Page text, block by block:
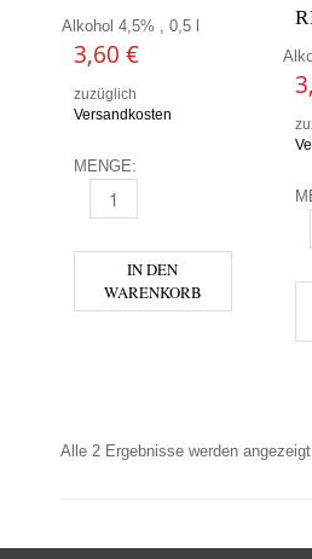
Alkohol 4,5% , 0,5 l
3,60 €
zuzüglich
Versandkosten
MENGE:
BULMERS MENGE
IN DEN
WARENKORB
Alle 2 Ergebnisse werden angezeigt